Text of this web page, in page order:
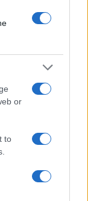
or
to
onder druk